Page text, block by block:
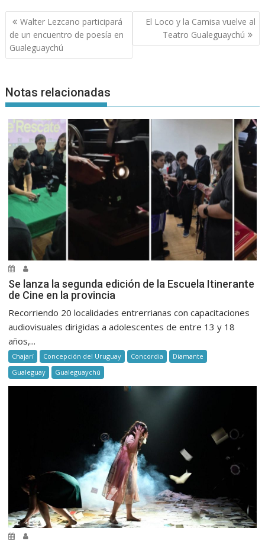
Navegación
de
entradas
Walter Lezcano participará
de un encuentro de poesía en
Gualeguaychú
El Loco y la Camisa vuelve al
Teatro Gualeguaychú
Notas relacionadas
Se lanza la segunda edición de la Escuela Itinerante
de Cine en la provincia
Recorriendo 20 localidades entrerrianas con capacitaciones
audiovisuales dirigidas a adolescentes de entre 13 y 18
años,...
Chajarí Concepción del Uruguay Concordia
Diamante
Gualeguay
Gualeguaychú